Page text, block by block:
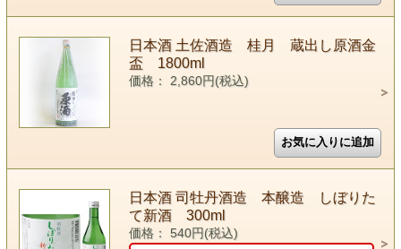
日本酒 土佐酒造 桂月 蔵出し原酒金
盃 1800ml
価格： 2,860円(税込)
日本酒 司牡丹酒造 本醸造 しぼりた
て新酒 300ml
価格： 540円(税込)